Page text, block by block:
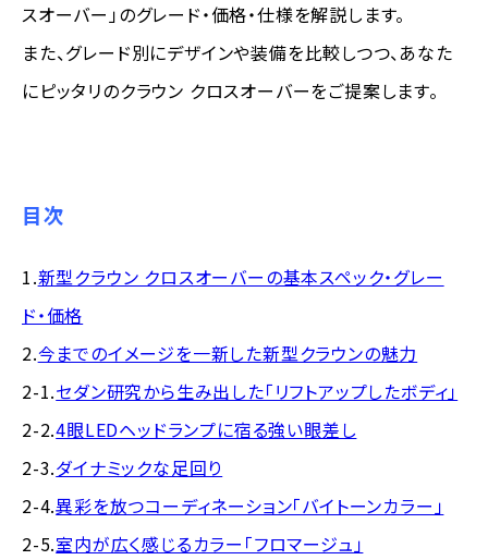
スオーバー」のグレード・価格・仕様を解説します。
また、グレード別にデザインや装備を比較しつつ、あなた
にピッタリのクラウン クロスオーバーをご提案します。
目次
1.新型クラウン クロスオーバーの基本スペック・グレー
ド・価格
2.今までのイメージを一新した新型クラウンの魅力
2-1.セダン研究から生み出した「リフトアップしたボディ」
2-2.4眼LEDヘッドランプに宿る強い眼差し
2-3.ダイナミックな足回り
2-4.異彩を放つコーディネーション「バイトーンカラー」
2-5.室内が広く感じるカラー「フロマージュ」